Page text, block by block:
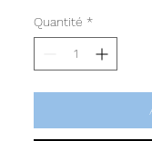
Quantité *